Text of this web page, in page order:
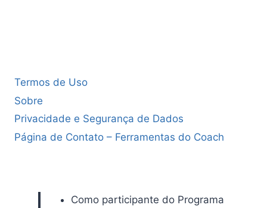
Termos de Uso
Sobre
Privacidade e Segurança de Dados
Página de Contato – Ferramentas do Coach
Como participante do Programa